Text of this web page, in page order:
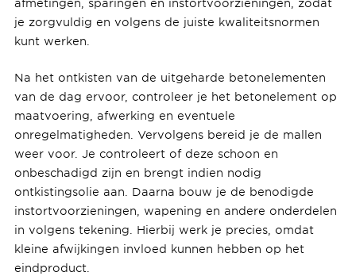
je zorgvuldig en volgens de juiste kwaliteitsnormen
kunt werken.
Na het ontkisten van de uitgeharde betonelementen
van de dag ervoor, controleer je het betonelement op
maatvoering, afwerking en eventuele
onregelmatigheden. Vervolgens bereid je de mallen
weer voor. Je controleert of deze schoon en
onbeschadigd zijn en brengt indien nodig
ontkistingsolie aan. Daarna bouw je de benodigde
instortvoorzieningen, wapening en andere onderdelen
in volgens tekening. Hierbij werk je precies, omdat
kleine afwijkingen invloed kunnen hebben op het
eindproduct.